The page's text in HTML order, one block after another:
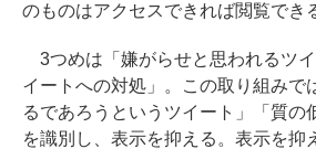
のものはアクセスできれば閲覧でき
3つめは「嫌がらせと思われるツ
イートへの対処」。この取り組みで
るであろうというツイート」「質の
を識別し、表示を抑える。表示を抑